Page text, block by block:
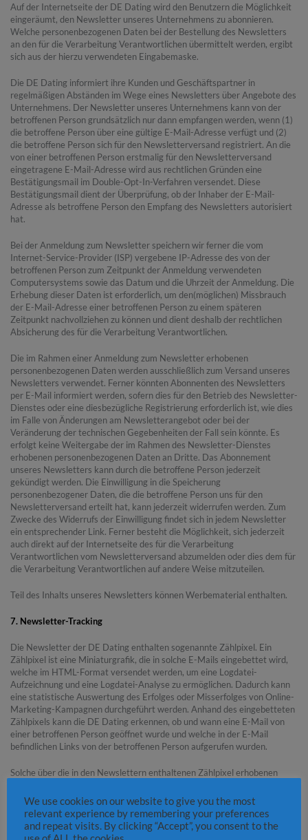
Auf der Internetseite der DE Dating wird den Benutzern die Möglichkeit
eingeräumt, den Newsletter unseres Unternehmens zu abonnieren.
Welche personenbezogenen Daten bei der Bestellung des Newsletters
an den für die Verarbeitung Verantwortlichen übermittelt werden, ergibt
sich aus der hierzu verwendeten Eingabemaske.
Die DE Dating informiert ihre Kunden und Geschäftspartner in
regelmäßigen Abständen im Wege eines Newsletters über Angebote des
Unternehmens. Der Newsletter unseres Unternehmens kann von der
betroffenen Person grundsätzlich nur dann empfangen werden, wenn (1)
die betroffene Person über eine gültige E-Mail-Adresse verfügt und (2)
die betroffene Person sich für den Newsletterversand registriert. An die
von einer betroffenen Person erstmalig für den Newsletterversand
eingetragene E-Mail-Adresse wird aus rechtlichen Gründen eine
Bestätigungsmail im Double-Opt-In-Verfahren versendet. Diese
Bestätigungsmail dient der Überprüfung, ob der Inhaber der E-Mail-
Adresse als betroffene Person den Empfang des Newsletters autorisiert
hat.
Bei der Anmeldung zum Newsletter speichern wir ferner die vom
Internet-Service-Provider (ISP) vergebene IP-Adresse des von der
betroffenen Person zum Zeitpunkt der Anmeldung verwendeten
Computersystems sowie das Datum und die Uhrzeit der Anmeldung. Die
Erhebung dieser Daten ist erforderlich, um den(möglichen) Missbrauch
der E-Mail-Adresse einer betroffenen Person zu einem späteren
Zeitpunkt nachvollziehen zu können und dient deshalb der rechtlichen
Absicherung des für die Verarbeitung Verantwortlichen.
Die im Rahmen einer Anmeldung zum Newsletter erhobenen
personenbezogenen Daten werden ausschließlich zum Versand unseres
Newsletters verwendet. Ferner könnten Abonnenten des Newsletters
per E-Mail informiert werden, sofern dies für den Betrieb des Newsletter-
Dienstes oder eine diesbezügliche Registrierung erforderlich ist, wie dies
im Falle von Änderungen am Newsletterangebot oder bei der
Veränderung der technischen Gegebenheiten der Fall sein könnte. Es
erfolgt keine Weitergabe der im Rahmen des Newsletter-Dienstes
erhobenen personenbezogenen Daten an Dritte. Das Abonnement
unseres Newsletters kann durch die betroffene Person jederzeit
gekündigt werden. Die Einwilligung in die Speicherung
personenbezogener Daten, die die betroffene Person uns für den
Newsletterversand erteilt hat, kann jederzeit widerrufen werden. Zum
Zwecke des Widerrufs der Einwilligung findet sich in jedem Newsletter
ein entsprechender Link. Ferner besteht die Möglichkeit, sich jederzeit
auch direkt auf der Internetseite des für die Verarbeitung
Verantwortlichen vom Newsletterversand abzumelden oder dies dem für
die Verarbeitung Verantwortlichen auf andere Weise mitzuteilen.
Teil des Inhalts unseres Newsletters können Werbematerial enthalten.
7. Newsletter-Tracking
Die Newsletter der DE Dating enthalten sogenannte Zählpixel. Ein
Zählpixel ist eine Miniaturgrafik, die in solche E-Mails eingebettet wird,
welche im HTML-Format versendet werden, um eine Logdatei-
Aufzeichnung und eine Logdatei-Analyse zu ermöglichen. Dadurch kann
eine statistische Auswertung des Erfolges oder Misserfolges von Online-
Marketing-Kampagnen durchgeführt werden. Anhand des eingebetteten
Zählpixels kann die DE Dating erkennen, ob und wann eine E-Mail von
einer betroffenen Person geöffnet wurde und welche in der E-Mail
befindlichen Links von der betroffenen Person aufgerufen wurden.
Solche über die in den Newslettern enthaltenen Zählpixel erhobenen
Verantwortlichen gespeichert und ausgewertet, um den
Newsletterversand zu optimieren und den Inhalt zukünftiger Newsletter
noch besser den Interessen der betroffenen Person anzupassen. Diese
personenbezogenen Daten werden nicht an Dritte weitergegeben.
We use cookies on our website to give you the most
relevant experience by remembering your preferences
and repeat visits. By clicking “Accept”, you consent to the